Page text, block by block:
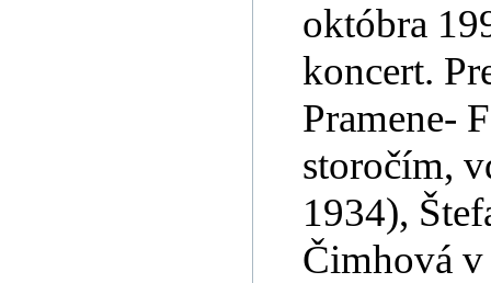
októbra
koncert.
Pramene-
storočím,
1934),
Čimhová